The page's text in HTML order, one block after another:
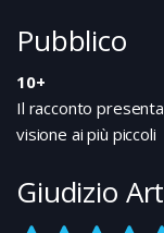
Pubblico
10+
Il racconto
visione ai più piccoli
Giudizio